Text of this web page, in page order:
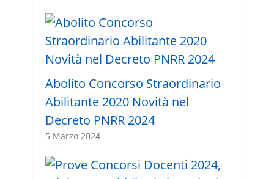
Abolito Concorso Straordinario
Abilitante 2020 Novità nel
Decreto PNRR 2024
5 Marzo 2024